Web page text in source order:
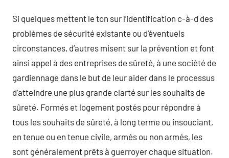
Si quelques mettent le ton sur l’identification c-à-d des
problèmes de sécurité existante ou d’éventuels
circonstances, d’autres misent sur la prévention et font
ainsi appel à des entreprises de sûreté, à une société de
gardiennage dans le but de leur aider dans le processus
d’atteindre une plus grande clarté sur les souhaits de
sûreté. Formés et logement postés pour répondre à
tous les souhaits de sûreté, à long terme ou insouciant,
en tenue ou en tenue civile, armés ou non armés, les
sont généralement prêts à guerroyer chaque situation.